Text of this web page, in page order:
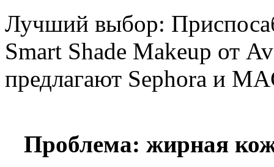
Лучший выбор:
Smart Shade Makeup от
предлагают Sephora и
Проблема: жирная